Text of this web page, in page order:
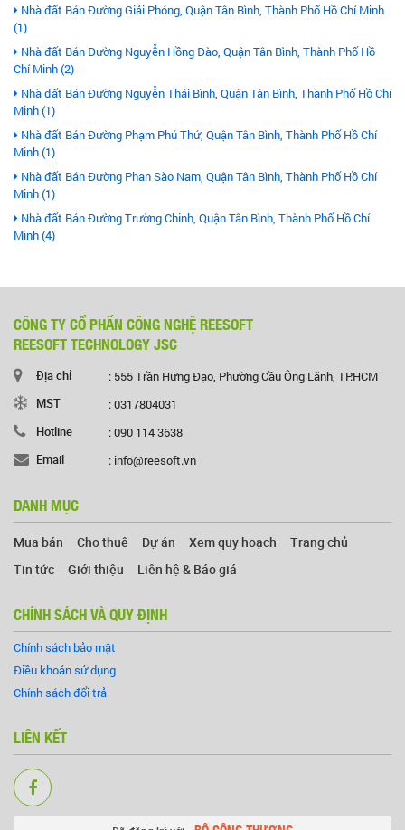
Nhà đất Bán Đường Giải Phóng, Quận Tân Bình, Thành Phố Hồ Chí Minh
(1)
Nhà đất Bán Đường Nguyễn Hồng Đào, Quận Tân Bình, Thành Phố Hồ
Chí Minh (2)
Nhà đất Bán Đường Nguyễn Thái Bình, Quận Tân Bình, Thành Phố Hồ Chí
Minh (1)
Nhà đất Bán Đường Phạm Phú Thứ, Quận Tân Bình, Thành Phố Hồ Chí
Minh (1)
Nhà đất Bán Đường Phan Sào Nam, Quận Tân Bình, Thành Phố Hồ Chí
Minh (1)
Nhà đất Bán Đường Trường Chinh, Quận Tân Bình, Thành Phố Hồ Chí
Minh (4)
CÔNG TY CỔ PHẦN CÔNG NGHỆ REESOFT
REESOFT TECHNOLOGY JSC
Địa chỉ
: 555 Trần Hưng Đạo, Phường Cầu Ông Lãnh, TP.HCM
MST
: 0317804031
Hotline
: 090 114 3638
Email
: info@reesoft.vn
DANH MỤC
Mua bán Cho thuê Dự án Xem quy hoạch
Trang chủ
Tin tức
Giới thiệu Liên hệ & Báo giá
CHÍNH SÁCH VÀ QUY ĐỊNH
Chính sách bảo mật
Điều khoản sử dụng
Chính sách đổi trả
LIÊN KẾT